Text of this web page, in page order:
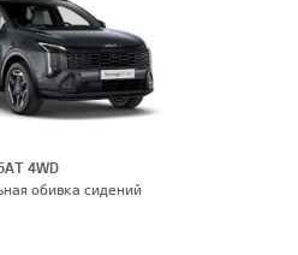
4WD
обивка сидений